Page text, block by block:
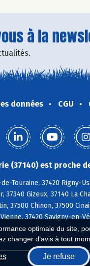
optimale du site,
changer d'avis à tout
Je refuse
à la
données CGU
(37140) est proche
Touraine, 37420 Rigny-
37340 Gizeux, 37140 La
37500 Chinon, 37500
37420 Savigny-en-
Biocoop.fr